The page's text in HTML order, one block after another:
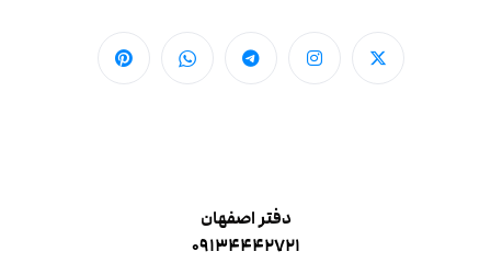
دفتر اصفهان
۰۹۱۳۴۴۴۲۷۲۱